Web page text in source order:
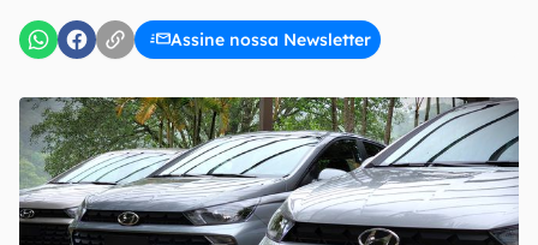
Assine nossa Newsletter
Confirmo que li, aceito e concordo com os Termos de
Uso e Política de Privacidade do Canaltech.